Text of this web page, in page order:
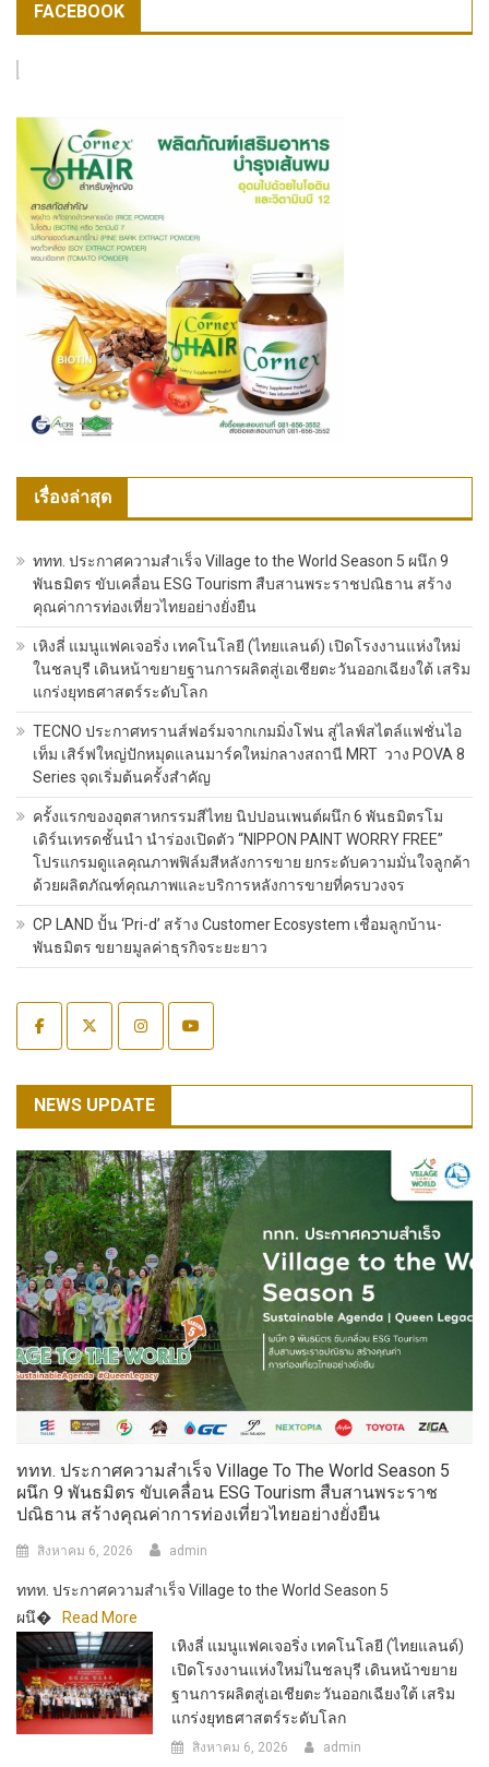
FACEBOOK
เรื่องล่าสุด
ททท. ประกาศความสำเร็จ Village to the World Season 5 ผนึก 9
พันธมิตร ขับเคลื่อน ESG Tourism สืบสานพระราชปณิธาน สร้าง
คุณค่าการท่องเที่ยวไทยอย่างยั่งยืน
เหิงลี่ แมนูแฟคเจอริ่ง เทคโนโลยี (ไทยแลนด์) เปิดโรงงานแห่งใหม่
ในชลบุรี เดินหน้าขยายฐานการผลิตสู่เอเชียตะวันออกเฉียงใต้ เสริม
แกร่งยุทธศาสตร์ระดับโลก
TECNO ประกาศทรานส์ฟอร์มจากเกมมิ่งโฟน สู่ไลฟ์สไตล์แฟชั่นไอ
เท็ม เสิร์ฟใหญ่ปักหมุดแลนมาร์คใหม่กลางสถานี MRT วาง POVA 8
Series จุดเริ่มต้นครั้งสำคัญ
ครั้งแรกของอุตสาหกรรมสีไทย นิปปอนเพนต์ผนึก 6 พันธมิตรโม
เดิร์นเทรดชั้นนำ นำร่องเปิดตัว “NIPPON PAINT WORRY FREE”
โปรแกรมดูแลคุณภาพฟิล์มสีหลังการขาย ยกระดับความมั่นใจลูกค้า
ด้วยผลิตภัณฑ์คุณภาพและบริการหลังการขายที่ครบวงจร
CP LAND ปั้น ‘Pri-d’ สร้าง Customer Ecosystem เชื่อมลูกบ้าน-
พันธมิตร ขยายมูลค่าธุรกิจระยะยาว
NEWS UPDATE
ททท. ประกาศความสำเร็จ Village To The World Season 5
ผนึก 9 พันธมิตร ขับเคลื่อน ESG Tourism สืบสานพระราช
ปณิธาน สร้างคุณค่าการท่องเที่ยวไทยอย่างยั่งยืน
สิงหาคม 6, 2026 admin
ททท. ประกาศความสำเร็จ Village to the World Season 5
ผนึ�
Read More
เหิงลี่ แมนูแฟคเจอริ่ง เทคโนโลยี (ไทยแลนด์)
เปิดโรงงานแห่งใหม่ในชลบุรี เดินหน้าขยาย
ฐานการผลิตสู่เอเชียตะวันออกเฉียงใต้ เสริม
แกร่งยุทธศาสตร์ระดับโลก
สิงหาคม 6, 2026 admin